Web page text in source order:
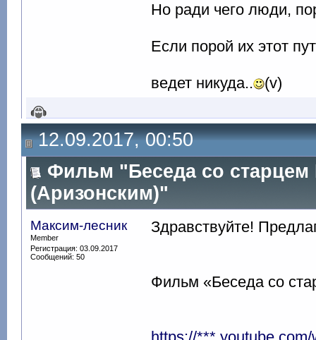
Но ради чего люди,
Если порой их этот
ведет никуда.. (v)
12.09.2017, 00:50
Фильм "Беседа со
(Аризонским)"
Здравствуйте!
Фильм «Беседа со
Максим-лесник
Member
Регистрация: 03.09.2017
Сообщений: 50